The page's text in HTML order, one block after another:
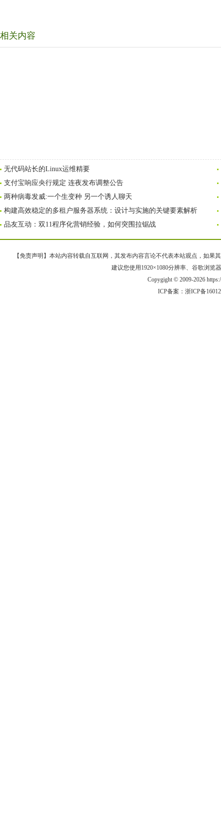
相关内容
无代码站长的Linux运维精要
支付宝响应央行规定 连夜发布调整公告
两种病毒发威:一个生变种 另一个诱人聊天
构建高效稳定的多租户服务器系统：设计与实施的关键要素解析
品友互动：双11程序化营销经验，如何突围拉锯战
【免责声明】本站内容转载自互联网，其发布内容言论不代表本站观点，如果
建议您使用1920×1080分辨率、谷歌浏览
Copygight © 2009-2026
ICP备案： 浙ICP备